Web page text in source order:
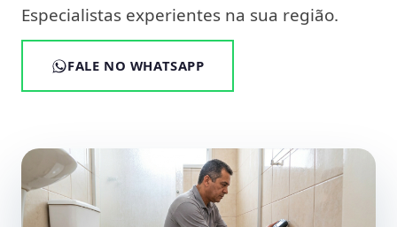
Especialistas experientes na sua região.
FALE NO WHATSAPP